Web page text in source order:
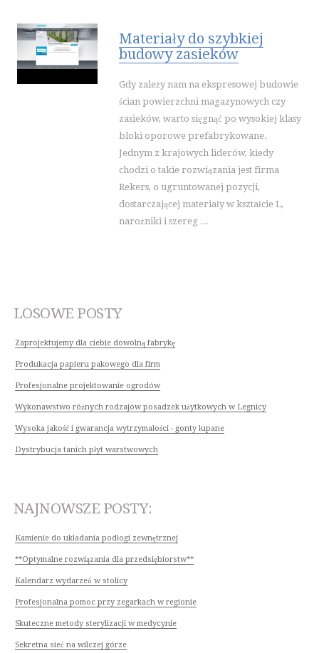
Materiały do szybkiej
budowy zasieków
Gdy zależy nam na ekspresowej budowie
ścian powierzchni magazynowych czy
zasieków, warto sięgnąć po wysokiej klasy
bloki oporowe prefabrykowane.
Jednym z krajowych liderów, kiedy
chodzi o takie rozwiązania jest firma
Rekers, o ugruntowanej pozycji,
dostarczającej materiały w kształcie L,
narożniki i szereg ...
LOSOWE POSTY
Zaprojektujemy dla ciebie dowolną fabrykę
Produkacja papieru pakowego dla firm
Profesjonalne projektowanie ogrodów
Wykonawstwo różnych rodzajów posadzek użytkowych w Legnicy
Wysoka jakość i gwarancja wytrzymałości - gonty łupane
Dystrybucja tanich płyt warstwowych
NAJNOWSZE POSTY:
Kamienie do układania podłogi zewnętrznej
**Optymalne rozwiązania dla przedsiębiorstw**
Kalendarz wydarzeń w stolicy
Profesjonalna pomoc przy zegarkach w regionie
Skuteczne metody sterylizacji w medycynie
Sekretna sieć na wilczej górze